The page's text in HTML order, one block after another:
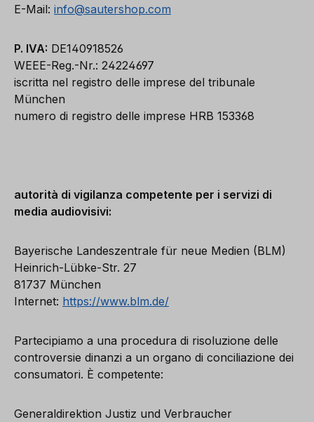
E-Mail: info@sautershop.com
P. IVA: DE140918526
WEEE-Reg.-Nr.: 24224697
iscritta nel registro delle imprese del tribunale
München
numero di registro delle imprese HRB 153368
autorità di vigilanza competente per i servizi di
media audiovisivi:
Bayerische Landeszentrale für neue Medien (BLM)
Heinrich-Lübke-Str. 27
81737 München
Internet: https://www.blm.de/
Partecipiamo a una procedura di risoluzione delle
controversie dinanzi a un organo di conciliazione dei
consumatori. È competente:
Generaldirektion Justiz und Verbraucher